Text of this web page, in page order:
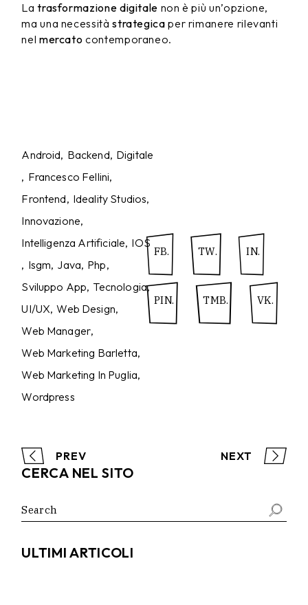
Latrasformazione digitale non è più un’opzione,
ma una necessitàstrategica per rimanere rilevanti
nel mercato contemporaneo.
Android Backend Digitale
Francesco Fellini
Frontend Ideality Studios
Innovazione
Intelligenza Artificiale IOS
Isgm Java Php
Sviluppo App Tecnologia
UI/UX Web Design
Web Manager
Web Marketing Barletta
Web Marketing In Puglia
Wordpress
FB. TW. IN.
PIN. TMB. VK.
PREV NEXT
CERCA NEL SITO
Search
for:
ULTIMI ARTICOLI